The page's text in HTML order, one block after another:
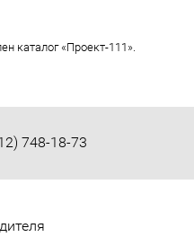
каталог «Проект-111».
748-18-73